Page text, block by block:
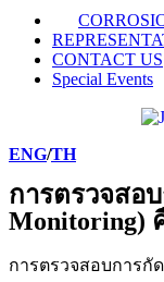
CONTACT US
Special Events
ENG/TH
การตรวจสอ
Monitoring)
การตรวจสอบการกัด